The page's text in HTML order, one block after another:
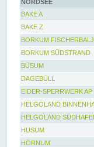
NORDSEE
BAKE A
BAKE Z
BORKUM
BORKUM SÜDSTRAND
BÜSUM
DAGEBÜLL
EIDER-SPERRWERK AP
HELGOLAND
HELGOLAND
HUSUM
HÖRNUM